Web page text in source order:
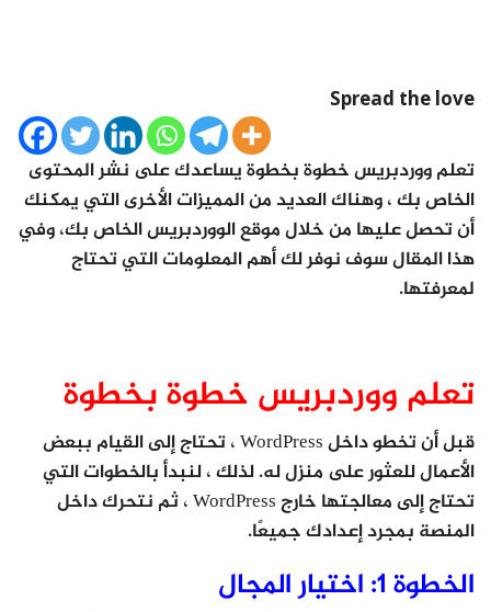
Spread the love
تعلم ووردبريس خطوة بخطوة يساعدك على نشر المحتوى
الخاص بك ، وهناك العديد من المميزات الأخرى التي يمكنك
أن تحصل عليها من خلال موقع الووردبريس الخاص بك، وفي
هذا المقال سوف نوفر لك أهم المعلومات التي تحتاج
لمعرفتها.
تعلم ووردبريس خطوة بخطوة
قبل أن تخطو داخل WordPress ، تحتاج إلى القيام ببعض
الأعمال للعثور على منزل له. لذلك ، لنبدأ بالخطوات التي
تحتاج إلى معالجتها خارج WordPress ، ثم نتحرك داخل
المنصة بمجرد إعدادك جميعًا.
الخطوة 1: اختيار المجال